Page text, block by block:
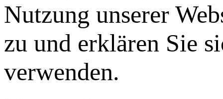
Nutzung unserer
zu und erklären Sie
verwenden.